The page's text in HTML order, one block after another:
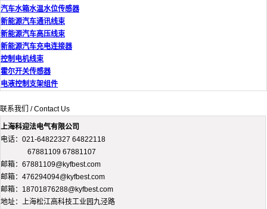
汽车水箱水温水位传感器
新能源汽车通讯线束
新能源汽车高压线束
新能源汽车充电连接器
控制电机线束
霍尔开关传感器
电液控制支架组件
联系我们 / Contact Us
上海科迎法电气有限公司
电话：021-64822327 64822118
67881109 67881107
邮箱：67881109@kyfbest.com
邮箱：476294094@kyfbest.com
邮箱：18701876288@kyfbest.com
地址：上海松江高科技工业园九泾路